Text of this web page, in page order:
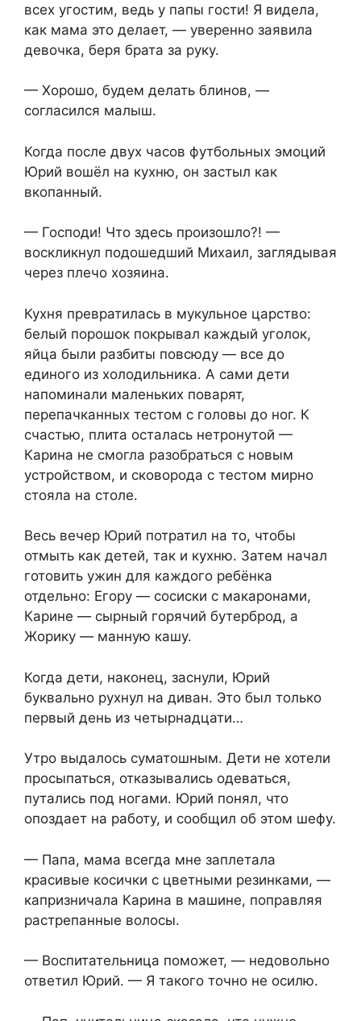
всех угостим, ведь у папы гости! Я видела,
как мама это делает, — уверенно заявила
девочка, беря брата за руку.
— Хорошо, будем делать блинов, —
согласился малыш.
Когда после двух часов футбольных эмоций
Юрий вошёл на кухню, он застыл как
вкопанный.
— Господи! Что здесь произошло?! —
воскликнул подошедший Михаил, заглядывая
через плечо хозяина.
Кухня превратилась в мукульное царство:
белый порошок покрывал каждый уголок,
яйца были разбиты повсюду — все до
единого из холодильника. А сами дети
напоминали маленьких поварят,
перепачканных тестом с головы до ног. К
счастью, плита осталась нетронутой —
Карина не смогла разобраться с новым
устройством, и сковорода с тестом мирно
стояла на столе.
Весь вечер Юрий потратил на то, чтобы
отмыть как детей, так и кухню. Затем начал
готовить ужин для каждого ребёнка
отдельно: Егору — сосиски с макаронами,
Карине — сырный горячий бутерброд, а
Жорику — манную кашу.
Когда дети, наконец, заснули, Юрий
буквально рухнул на диван. Это был только
первый день из четырнадцати…
Утро выдалось суматошным. Дети не хотели
просыпаться, отказывались одеваться,
путались под ногами. Юрий понял, что
опоздает на работу, и сообщил об этом шефу.
— Папа, мама всегда мне заплетала
красивые косички с цветными резинками, —
капризничала Карина в машине, поправляя
растрепанные волосы.
— Воспитательница поможет, — недовольно
ответил Юрий. — Я такого точно не осилю.